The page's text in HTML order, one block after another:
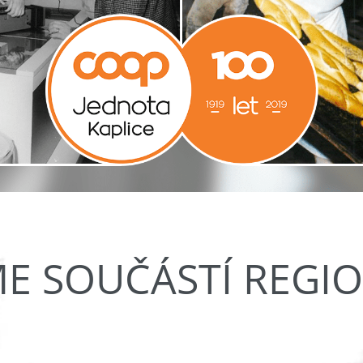
SOUČÁSTÍ